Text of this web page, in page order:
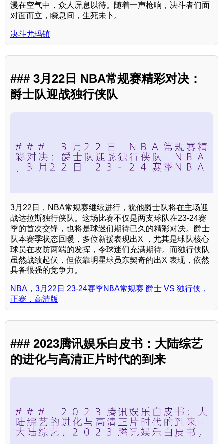
漫在空气中，众人屏息以待。随着一声枪响，决斗者们面
对面而立，瞬息间，生死未卜。
决斗尤玛镇
### 3月22日 NBA常规赛精彩对决：
爵士队迎战独行侠队
3月22日，NBA常规赛继续进行，犹他爵士队将在主场迎
战达拉斯独行侠队。这场比赛不仅是两支球队在23-24赛
季的首次交锋，也将是球迷们期待已久的精彩对决。爵士
队本赛季状态回暖，多位新援表现出X ，尤其是球队核心
球员在攻防两端的发挥，令球迷们充满期待。而独行侠队
虽然战绩起伏，但依靠明星球员东契奇的出X 表现，依然
具备很强的竞争力。
NBA，3月22日 23-24赛季NBA常规赛 爵士 VS 独行侠，
正赛，高清版
### 2023腾讯娱乐白皮书：大陆综艺
的进化与高清正片时代的到来